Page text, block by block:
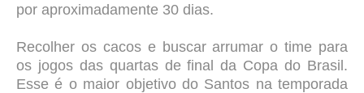
por aproximadamente 30 dias.
Recolher os cacos e buscar arrumar o time para
os jogos das quartas de final da Copa do Brasil.
Esse é o maior objetivo do Santos na temporada